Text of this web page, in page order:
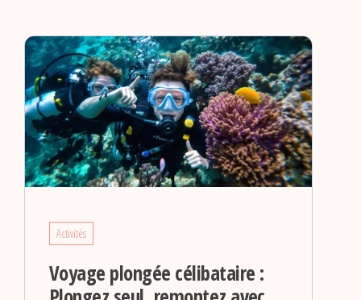
Activités
Voyage plongée célibataire :